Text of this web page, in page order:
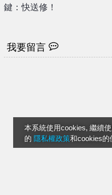
本系統使用cookies, 繼續
的 隱私權政策和cookies的
鍵：快送修！
我要留言